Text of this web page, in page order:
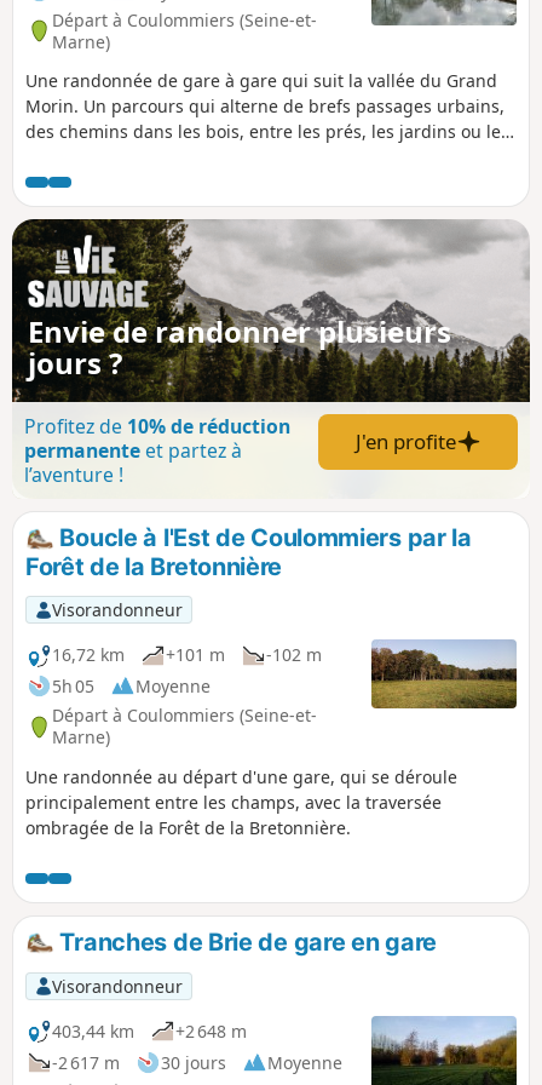
voir le § Infos pratiques pour d'autres suggestions.
Départ à Coulommiers (Seine-et-
Marne)
Une randonnée de gare à gare qui suit la vallée du Grand
Morin. Un parcours qui alterne de brefs passages urbains,
des chemins dans les bois, entre les prés, les jardins ou les
agréable le long de la rivière.
Envie de randonner plusieurs
jours ?
Profitez de 10% de réduction
permanenteet partez à
l’aventure !
J'en profite
Boucle à l'Est de Coulommiers par la
Forêt de la Bretonnière
Visorandonneur
16,72 km
+101 m
-102 m
5h 05
Moyenne
Départ à Coulommiers (Seine-et-
Marne)
Une randonnée au départ d'une gare, qui se déroule
principalement entre les champs, avec la traversée
ombragée de la Forêt de la Bretonnière.
Tranches de Brie de gare en gare
Visorandonneur
403,44 km
+2 648 m
-2 617 m
30 jours
Moyenne